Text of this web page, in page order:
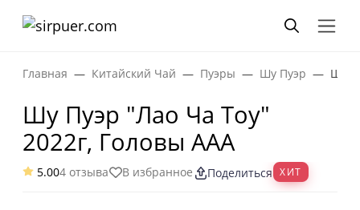
Главная Китайский Чай Пуэры Шу Пуэр Шу
Шу Пуэр "Лао Ча Тоу"
2022г, Головы ААА
5.004 отзыва В избранное Поделиться ХИТ